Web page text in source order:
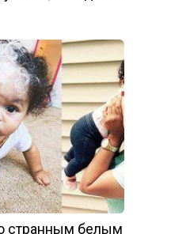
странным белым